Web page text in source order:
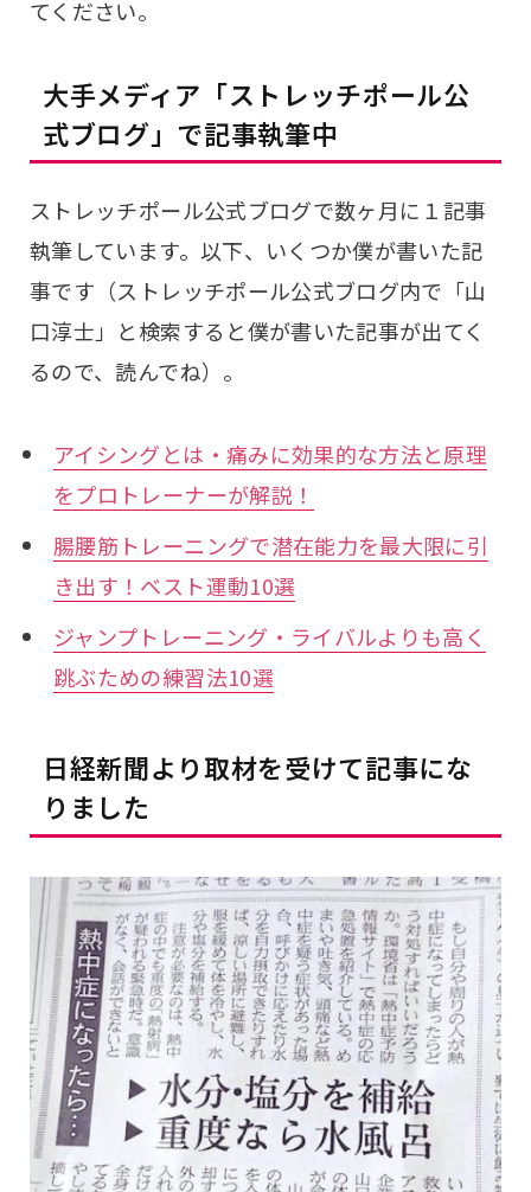
てください。
大手メディア「ストレッチポール公
式ブログ」で記事執筆中
ストレッチポール公式ブログで数ヶ月に１記事
執筆しています。以下、いくつか僕が書いた記
事です（ストレッチポール公式ブログ内で「山
口淳士」と検索すると僕が書いた記事が出てく
るので、読んでね）。
アイシングとは・痛みに効果的な方法と原理
をプロトレーナーが解説！
腸腰筋トレーニングで潜在能力を最大限に引
き出す！ベスト運動10選
ジャンプトレーニング・ライバルよりも高く
跳ぶための練習法10選
日経新聞より取材を受けて記事にな
りました